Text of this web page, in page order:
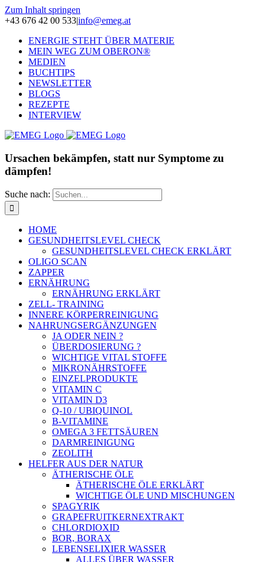
Zum Inhalt springen
+43 676 42 00 533|info@emeg.at
ENERGIE STEHT ÜBER MATERIE
MEIN WEG ZUM OBERON®
MEDIEN
BUCHTIPS
NEWSLETTER
BLOGS
REZEPTE
INTERVIEW
Ursachen bekämpfen, statt nur Symptome zu
dämpfen!
Suche nach:
HOME
GESUNDHEITSLEVEL CHECK
GESUNDHEITSLEVEL CHECK ERKLÄRT
OLIGO SCAN
ZAPPER
ERNÄHRUNG
ERNÄHRUNG ERKLÄRT
ZELL- TRAINING
INNERE KÖRPERREINIGUNG
NAHRUNGSERGÄNZUNGEN
JA ODER NEIN ?
ÜBERDOSIERUNG ?
WICHTIGE VITAL STOFFE
MIKRONÄHRSTOFFE
EINZELPRODUKTE
VITAMIN C
VITAMIN D3
Q-10 / UBIQUINOL
B-VITAMINE
OMEGA 3 FETTSÄUREN
DARMREINIGUNG
ZEOLITH
HELFER AUS DER NATUR
ÄTHERISCHE ÖLE
ÄTHERISCHE ÖLE ERKLÄRT
WICHTIGE ÖLE UND MISCHUNGEN
SPAGYRIK
GRAPEFRUITKERNEXTRAKT
CHLORDIOXID
BOR, BORAX
LEBENSELIXIER WASSER
ALLES ÜBER WASSER